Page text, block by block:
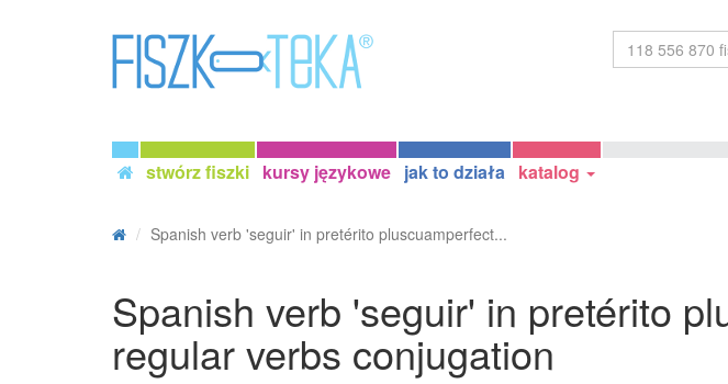
stwórz fiszki kursy językowe jak to działa katalog
Spanish verb 'seguir' in pretérito pluscuamperfect...
Spanish verb 'seguir' in pretérito
regular verbs conjugation